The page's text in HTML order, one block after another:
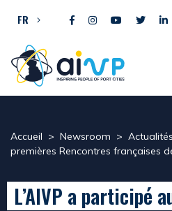
FR
Accueil > Newsroom > Actualités
premières Rencontres françaises
L’AIVP a participé